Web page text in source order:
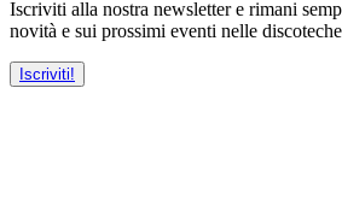
Iscriviti alla nostra newsletter e rimani
novità e sui prossimi eventi nelle
Iscriviti!